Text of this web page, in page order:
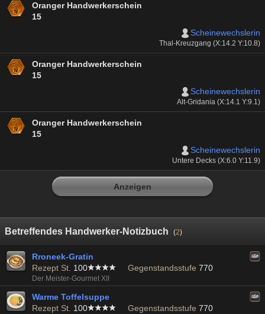
Oranger Handwerkerschein
15
Scheinewechslerin
Thal-Kreuzgang (X:14.2 Y:10.8)
Oranger Handwerkerschein
15
Scheinewechslerin
Alt-Gridania (X:14.1 Y:9.1)
Oranger Handwerkerschein
15
Scheinewechslerin
Untere Decks (X:6.0 Y:11.9)
Anzeigen
Betreffendes Handwerker-Notizbuch (2)
Rroneek-Gratin
Rezept St. 100 Gegenstandsstufe 770
Der Meister-Gourmet XII
Warme Toffelsuppe
Rezept St. 100 Gegenstandsstufe 770